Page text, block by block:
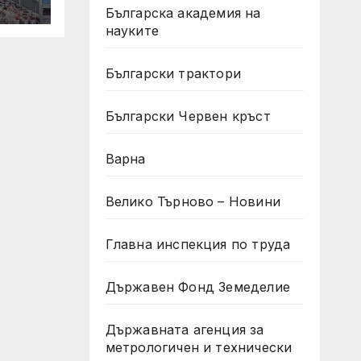
Българска академия на
науките
Български трактори
Български Червен кръст
Варна
Велико Търново – Новини
Главна инспекция по труда
Държавен Фонд Земеделие
Държавната агенция за
метрологичен и технически